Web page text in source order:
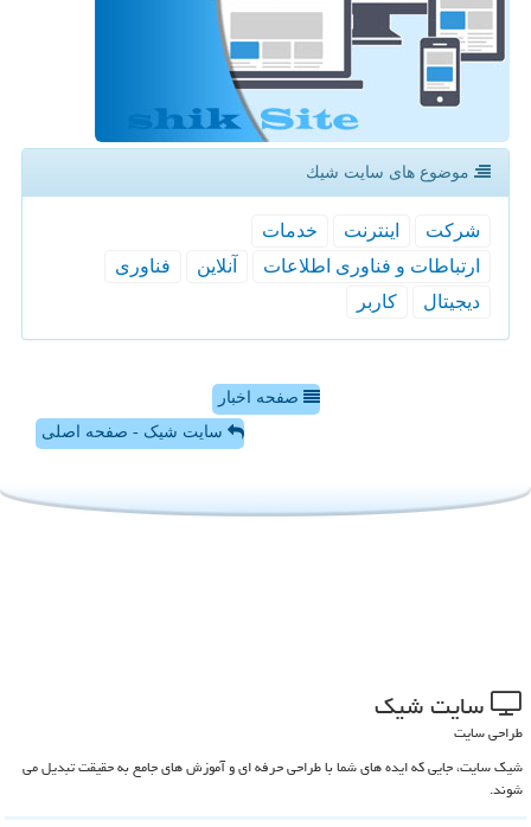
موضوع های سایت شیك
شركت اینترنت
خدمات
ارتباطات و فناوری اطلاعات
آنلاین
فناوری
دیجیتال
كاربر
صفحه اخبار
سایت شیک - صفحه اصلی
سایت شیك
طراحی سایت
شیک سایت، جایی که ایده های شما با طراحی حرفه ای و آموزش های جامع به حقیقت تبدیل می
شوند.